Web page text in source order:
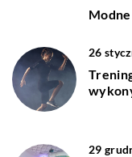
26
29